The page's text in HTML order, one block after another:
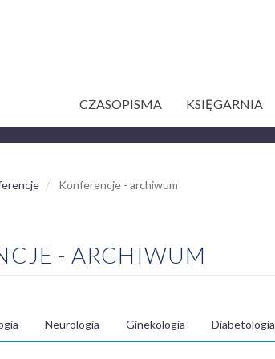
CZASOPISMA KSIĘGARNIA
Konferencje - archiwum
- ARCHIWUM
Neurologia Ginekologia Diabetologia